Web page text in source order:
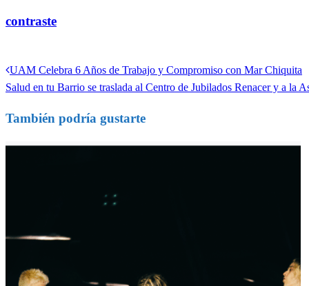
contraste
Navegación
entradas
Entrada
anterior
UAM Celebra 6 Años de Trabajo y Compromiso con Mar Chiquita
Entrada
Salud en tu Barrio se traslada al Centro de Jubilados Renacer y a la
También podría gustarte